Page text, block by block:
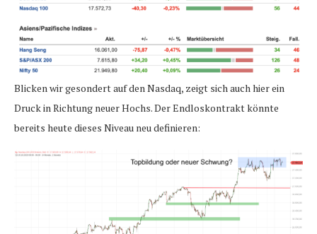
Blicken wir gesondert auf den Nasdaq, zeigt sich auch hier ein
Druck in Richtung neuer Hochs. Der Endloskontrakt könnte
bereits heute dieses Niveau neu definieren: